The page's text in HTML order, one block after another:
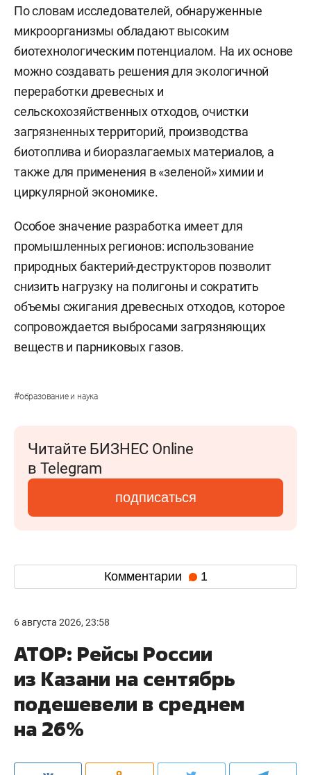
По словам исследователей, обнаруженные
микроорганизмы обладают высоким
биотехнологическим потенциалом. На их основе
можно создавать решения для экологичной
переработки древесных и
сельскохозяйственных отходов, очистки
загрязненных территорий, производства
биотоплива и биоразлагаемых материалов, а
также для применения в «зеленой» химии и
циркулярной экономике.
Особое значение разработка имеет для
промышленных регионов: использование
природных бактерий-деструкторов позволит
снизить нагрузку на полигоны и сократить
объемы сжигания древесных отходов, которое
сопровождается выбросами загрязняющих
веществ и парниковых газов.
#образование и наука
Читайте БИЗНЕС Online
в Telegram
подписаться
Комментарии 1
6 августа 2026, 23:58
АТОР: Рейсы России
из Казани на сентябрь
подешевели в среднем
на 26%